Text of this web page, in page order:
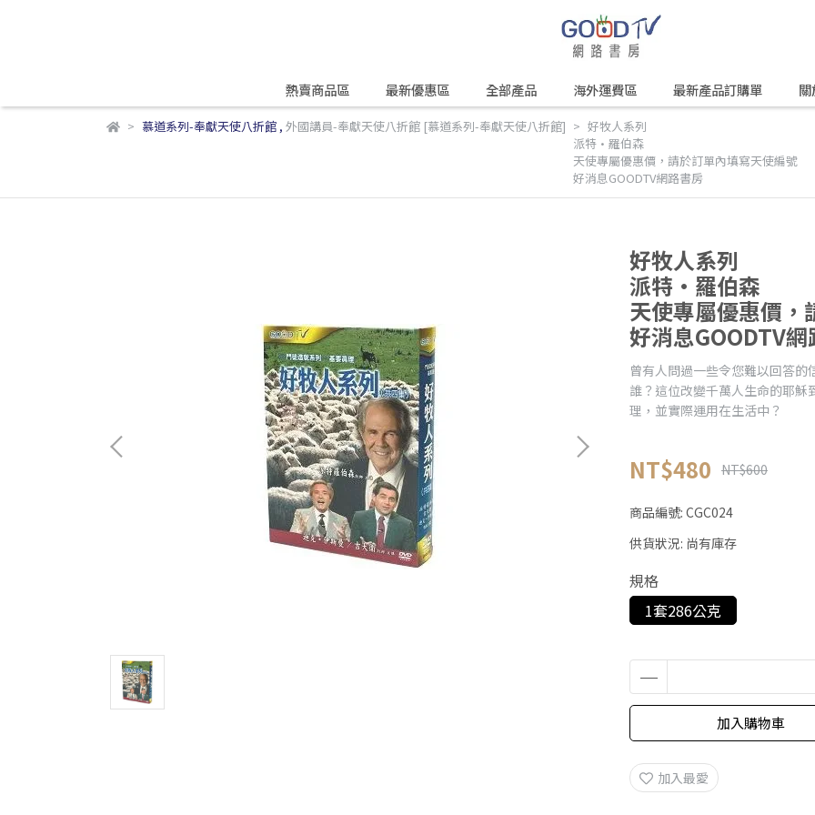
熱賣商品區 最新優惠區 全部產品 海外運費區 最新產品訂購單
慕道系列-奉獻天使八折館, 外國講員-奉獻天使八折館 [慕道系列-奉獻天使八折館]
好牧人系列
派特•羅伯森
天使專屬優惠價，請於訂單內填寫天使編號
好消息GOODTV網路書房
好牧人系列
派特•羅伯森
天使專屬優惠價，
好消息GOODTV
曾有人問過一些令您難以回答
誰？這位改變千萬人生命的耶
理，並實際運用在生活中？
NT$480 NT$600
商品編號: CGC024
供貨狀況: 尚有庫存
規格
1套286公克
加入購物車
加入最愛